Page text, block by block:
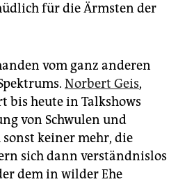
für die Ärmsten der
vom ganz anderen
Norbert Geis,
bis heute in Talkshows
von Schwulen und
sonst keiner mehr, die
sich dann verständnislos
dem in wilder Ehe